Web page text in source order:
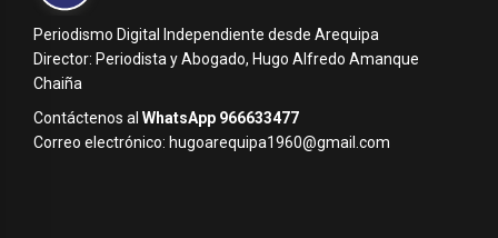
Periodismo Digital Independiente desde Arequipa
Director: Periodista y Abogado, Hugo Alfredo Amanque
Chaiña
Contáctenos al WhatsApp 966633477
Correo electrónico: hugoarequipa1960@gmail.com